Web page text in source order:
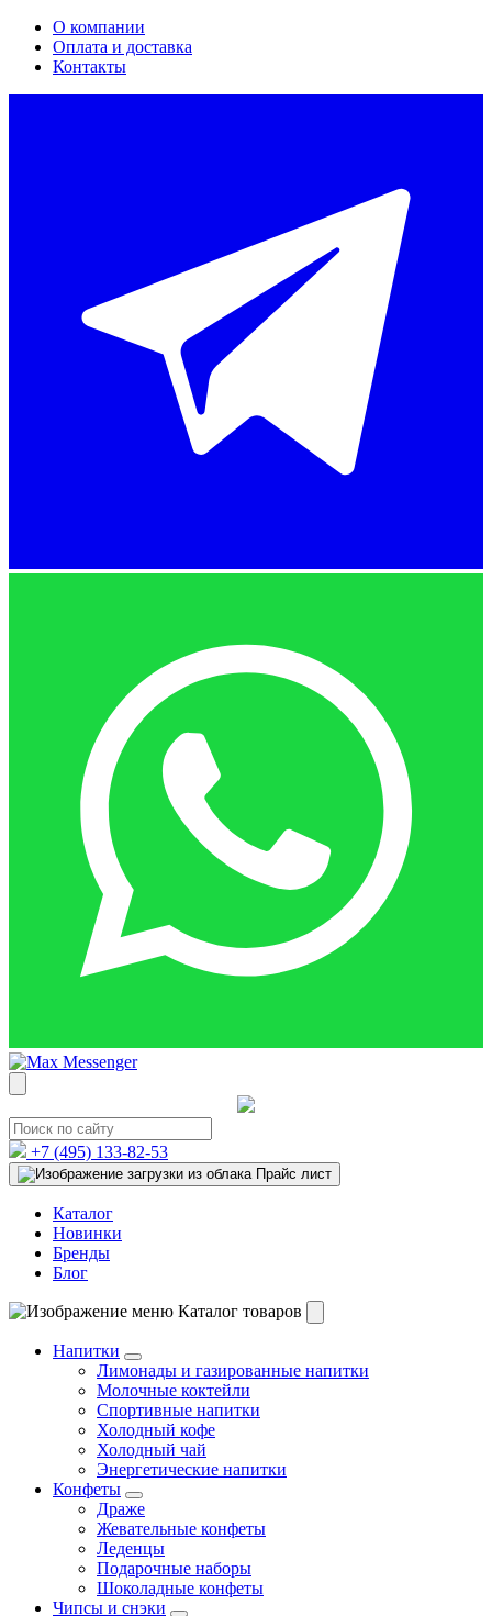
О компании
Оплата и доставка
Контакты
+7 (495) 133-82-53
Прайс лист
Каталог
Новинки
Бренды
Блог
Каталог товаров
Напитки
Лимонады и газированные напитки
Молочные коктейли
Спортивные напитки
Холодный кофе
Холодный чай
Энергетические напитки
Конфеты
Драже
Жевательные конфеты
Леденцы
Подарочные наборы
Шоколадные конфеты
Чипсы и снэки